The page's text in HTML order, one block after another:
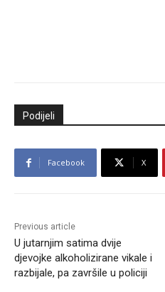
Podijeli
Facebook X
Previous article
U jutarnjim satima dvije
djevojke alkoholizirane vikale i
razbijale, pa završile u policiji